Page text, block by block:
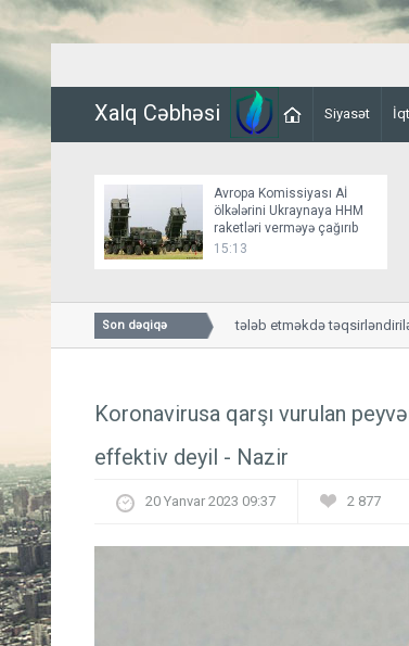
Xalq Cəbhəsi Siyasət
Avropa Komissiyası Aİ
ölkələrini Ukraynaya HHM
raketləri verməyə çağırıb
15:13
Son dəqiqə
Hədə-qorxu ilə pul tələb etməkdə
Koronavirusa qarşı vurulan
effektiv deyil - Nazir
20 Yanvar 2023 09:37 2 877